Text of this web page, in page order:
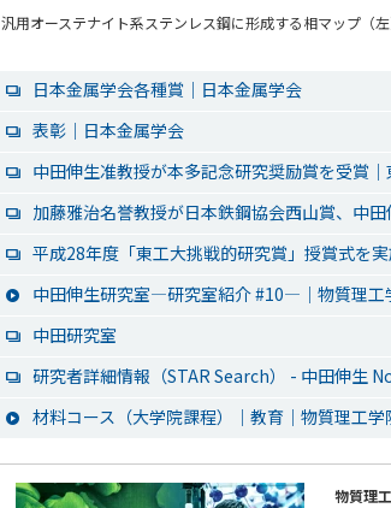
汎用オーステナイト系ステンレス鋼に形成する相マップ（
日本金属学会各種賞｜日本金属学会
表彰｜日本金属学会
中田伸生准教授が本多記念研究奨励賞を受賞｜
加藤雅治名誉教授が日本鉄鋼協会西山賞、中
平成28年度「東工大挑戦的研究賞」授賞式を
中田伸生研究室―研究室紹介 #10―｜物質理工
中田研究室
研究者詳細情報（STAR Search） - 中田伸生
材料コース（大学院課程）｜教育｜物質理工学
物質理